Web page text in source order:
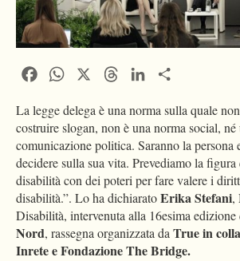
FacebookWhatsApp ThreadsLinkedIn
La legge delega è una norma sulla quale
costruire slogan, non è una norma social,
comunicazione politica. Saranno la persona
decidere sulla sua vita. Prevediamo la
disabilità con dei poteri per fare valere i
disabilità.”. Lo ha dichiaratoErika Stefani,
Disabilità, intervenuta alla 16esima edizione
Nord, rassegna organizzata daTrue in
Inrete e Fondazione The Bridge.